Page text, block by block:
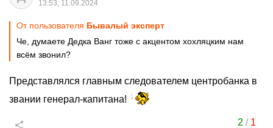
13:53, 11.09.2024
От пользователя Бывалый эксперт
Че, думаете Дедка Ванг тоже с акцентом хохляцким нам
всём звонил?
Представлялся главным следователем центробанка в
звании генерал-капитана!
2 / 1